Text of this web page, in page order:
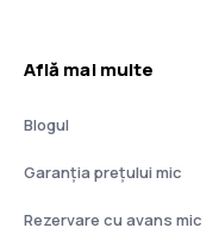
Află mai multe
Blogul
Garanția prețului mic
Rezervare cu avans mic